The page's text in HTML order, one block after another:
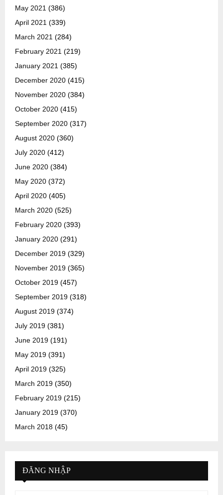
May 2021 (386)
April 2021 (339)
March 2021 (284)
February 2021 (219)
January 2021 (385)
December 2020 (415)
November 2020 (384)
October 2020 (415)
September 2020 (317)
August 2020 (360)
July 2020 (412)
June 2020 (384)
May 2020 (372)
April 2020 (405)
March 2020 (525)
February 2020 (393)
January 2020 (291)
December 2019 (329)
November 2019 (365)
October 2019 (457)
September 2019 (318)
August 2019 (374)
July 2019 (381)
June 2019 (191)
May 2019 (391)
April 2019 (325)
March 2019 (350)
February 2019 (215)
January 2019 (370)
March 2018 (45)
ĐĂNG NHẬP